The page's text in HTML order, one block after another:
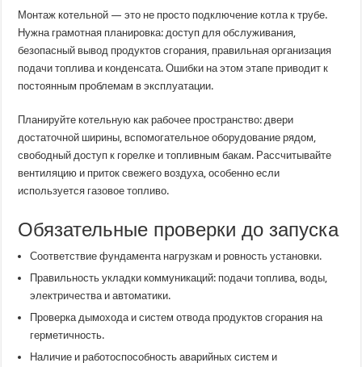
Монтаж котельной — это не просто подключение котла к трубе.
Нужна грамотная планировка: доступ для обслуживания,
безопасный вывод продуктов сгорания, правильная организация
подачи топлива и конденсата. Ошибки на этом этапе приводит к
постоянным проблемам в эксплуатации.
Планируйте котельную как рабочее пространство: двери
достаточной ширины, вспомогательное оборудование рядом,
свободный доступ к горелке и топливным бакам. Рассчитывайте
вентиляцию и приток свежего воздуха, особенно если
используется газовое топливо.
Обязательные проверки до запуска
Соответствие фундамента нагрузкам и ровность установки.
Правильность укладки коммуникаций: подачи топлива, воды,
электричества и автоматики.
Проверка дымохода и систем отвода продуктов сгорания на
герметичность.
Наличие и работоспособность аварийных систем и